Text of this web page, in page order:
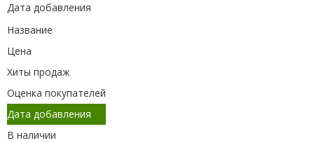
Дата добавления
Название
Цена
Хиты продаж
Оценка покупателей
Дата добавления
В наличии